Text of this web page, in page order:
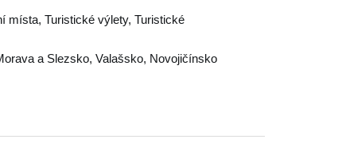
místa, Turistické výlety, Turistické
a Slezsko, Valašsko, Novojičínsko